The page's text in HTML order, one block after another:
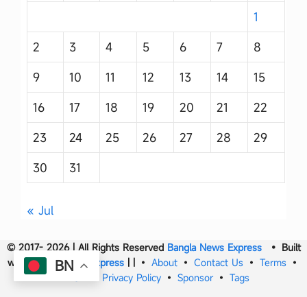
1
2
3 4 5 6 7
8
9
10 11 12 13 14
15
16
17 18 19 20 21
22
23
24 25 26 27 28
29
30
31
« Jul
© 2017- 2026 | All Rights Reserved Bangla News Express• Built
withBangla News Express | | • About • Contact Us • Terms •
Privacy Policy • Sponsor • Tags
BN